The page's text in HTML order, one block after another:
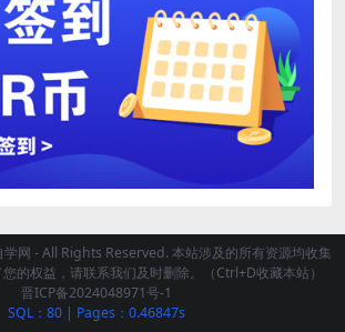
网 - All Rights Reserved. 本站涉及的所有资源均收集
的权益，请联系我们及时删除。（Ctrl+D收藏本站）
晋ICP备2024048971号-1
SQL：80 | Pages：0.46847s